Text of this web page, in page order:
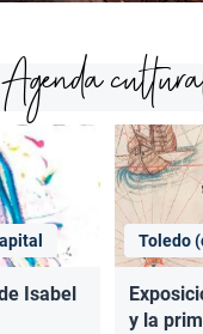
Agenda
Isabel
Toledo
y la